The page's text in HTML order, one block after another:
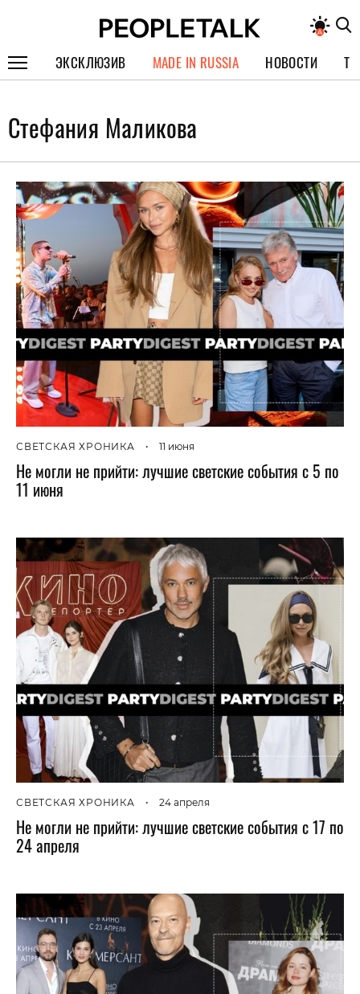
ЭКСКЛЮЗИВ
СПЕЦПРОЕКТЫ
ИНТЕРВЬЮ
ПОКОЛЕНИЕ
MADE IN RUSSIA НОВОСТИ
Стефания Маликова
СВЕТСКАЯ ХРОНИКА • 11 июня
Не могли не прийти: лучшие светские события с 5 по
11 июня
СВЕТСКАЯ ХРОНИКА • 24 апреля
Не могли не прийти: лучшие светские события с 17 по
24 апреля